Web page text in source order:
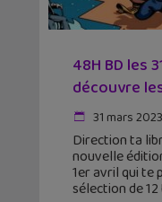
48H BD les
découvre
31 mars 2023
Direction ta
nouvelle
1er avril qui te
sélection de